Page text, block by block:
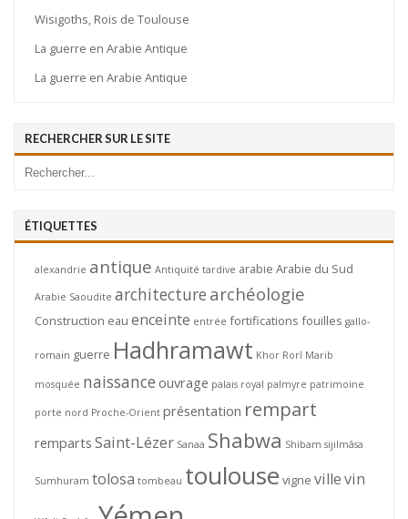
Wisigoths, Rois de Toulouse
La guerre en Arabie Antique
La guerre en Arabie Antique
RECHERCHER SUR LE SITE
ÉTIQUETTES
alexandrie antique Antiquité tardive arabie Arabie du Sud
Arabie Saoudite architecture archéologie
Construction eau enceinte entrée fortifications fouilles gallo-
romain guerre Hadhramawt Khor Rorî Marib
mosquée naissance ouvrage palais royal palmyre patrimoine
porte nord Proche-Orient présentation rempart
remparts Saint-Lézer Sanaa Shabwa Shibam sijilmâsa
Sumhuram tolosa tombeau toulouse vigne villevin